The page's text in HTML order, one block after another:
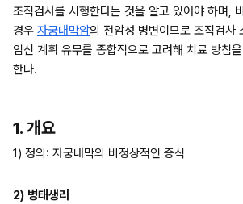
조직검사를 시행한다는 것을 알고 있어야 하며,
경우 자궁내막암의 전암성 병변이므로 조직검사
임신 계획 유무를 종합적으로 고려해 치료 방침
한다.
1. 개요
1) 정의: 자궁내막의 비정상적인 증식
2) 병태생리